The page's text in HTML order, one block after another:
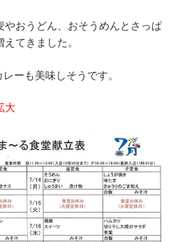
やおうどん、おそうめんとさっぱ
てきました。
ーも美味しそうです。
大